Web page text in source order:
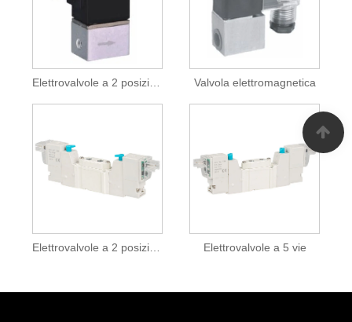
Elettrovalvole a 2 posizioni a 2/2 vie Valvola elettromagnetica
Elettrovalvole a 2 posizioni e 5 vie Elettrovalvole a 5 vie